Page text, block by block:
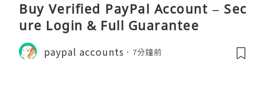
Buy Verified PayPal Account – Sec
ure Login & Full Guarantee
paypal accounts 7分鐘前